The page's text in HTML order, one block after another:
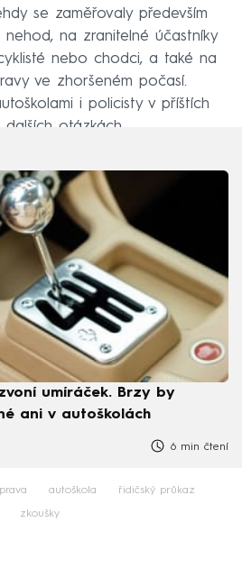
se zaměřovaly především
na zranitelné účastníky
nebo chodci, a také na
ve zhoršeném počasí.
i policisty v příštích
otázkách.
umíráček. Brzy by
ani v autoškolách
6 min čtení
autoškola řidičský průkaz
zkoušky